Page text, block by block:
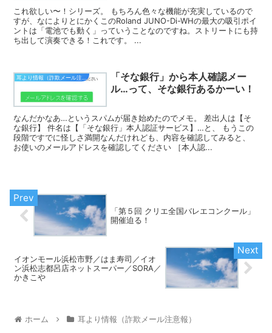
これ欲しい〜！シリーズ。 もちろん色々な機能が充実しているので
すが、なによりとにかくこのRoland JUNO-Di-WHの最大の吸引ポイ
ントは「電池でも動く」っていうことなのですね。ストリートにも持
ち出して演奏できる！これです。 ...
「そな銀行」から本人確認メー
ル…って、そな銀行あるかーい！
なんだかなあ…というスパムが届き始めたのでメモ。 差出人は【そ
な銀行】 件名は【「そな銀行」本人認証サービス】…と、 もうこの
段階ですでに怪しさ満開なんだけれども、内容を確認してみると、
お使いのメールアドレスを確認してください ［本人認...
「第５回 クリエ全国バレエコンクール」
開催迫る！
イオンモール浜松市野／はま寿司／イオ
ン浜松志都呂店ネットスーパー／SORA／
かきこや
ホーム 耳より情報（詐欺メール注意報）